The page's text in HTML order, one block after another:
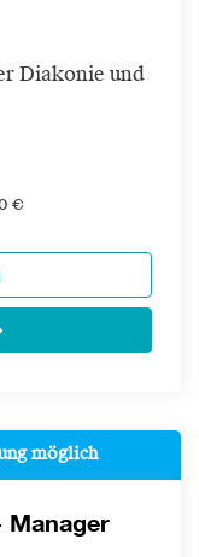
Diakonie und
€
möglich